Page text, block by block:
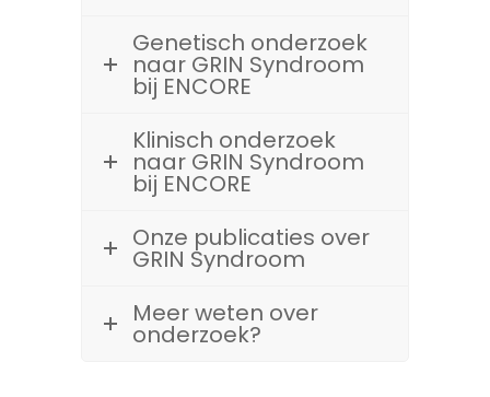
Genetisch onderzoek
naar GRIN Syndroom
bij ENCORE
Klinisch onderzoek
naar GRIN Syndroom
bij ENCORE
Onze publicaties over
GRIN Syndroom
Meer weten over
onderzoek?